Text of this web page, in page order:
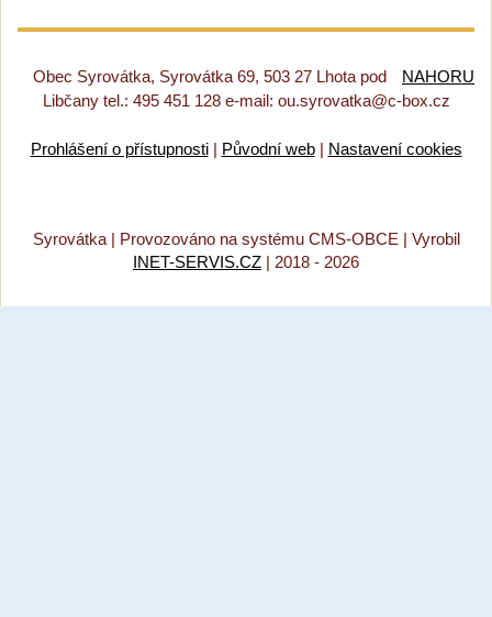
NAHORU
Obec Syrovátka, Syrovátka 69, 503 27 Lhota pod
Libčany tel.: 495 451 128 e-mail: ou.syrovatka@c-box.cz
Prohlášení o přístupnosti| Původní web| Nastavení cookies
Syrovátka | Provozováno na systému CMS-OBCE | Vyrobil
INET-SERVIS.CZ | 2018 - 2026